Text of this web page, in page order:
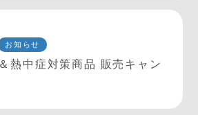
お知らせ
熱中症対策商品 販売キャン